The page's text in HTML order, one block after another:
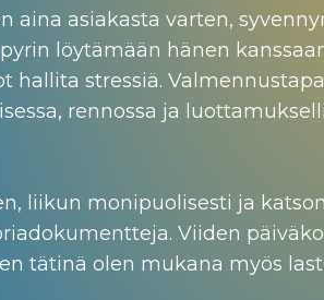
aina asiakasta varten,
löytämään hänen
hallita stressiä.
rennossa ja
liikun monipuolisesti ja
Viiden
tätinä olen mukana myös